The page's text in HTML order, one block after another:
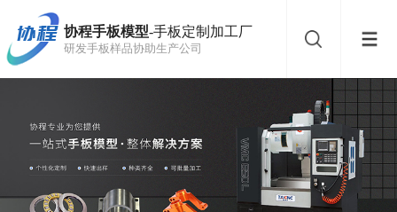
协程手板模型-手板定制加工厂
研发手板样品协助生产公司